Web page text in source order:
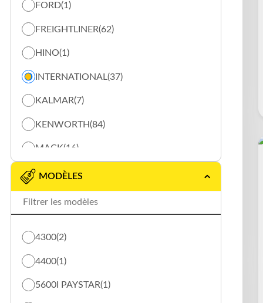
FORD(1)
FREIGHTLINER(62)
HINO(1)
INTERNATIONAL(37)
KALMAR(7)
KENWORTH(84)
MACK(16)
OTTAWA(2)
VOLVO
WESTERN STAR
MODÈLES
4300(2)
4400(1)
5600I PAYSTAR(1)